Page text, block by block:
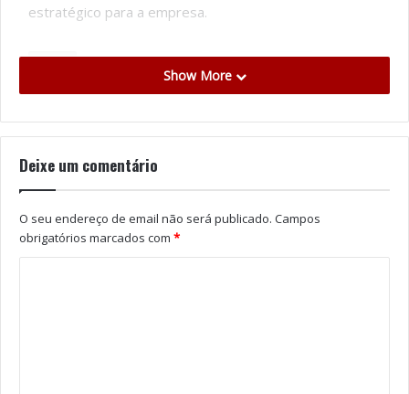
estratégico para a empresa.
Tags Comboios de Portugal CP
Nomad Tech
Show More
Deixe um comentário
O seu endereço de email não será publicado. Campos
obrigatórios marcados com *